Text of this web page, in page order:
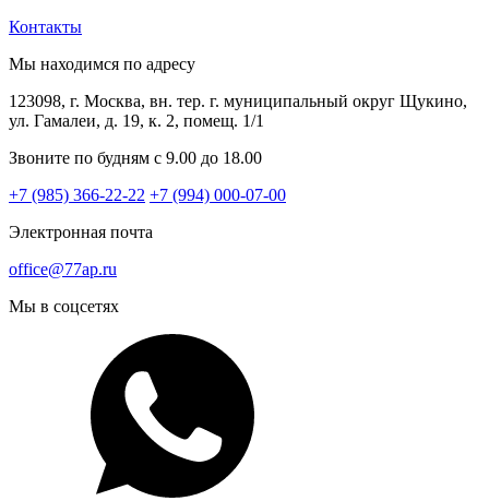
Контакты
Мы находимся по адресу
123098, г. Москва, вн. тер. г. муниципальный округ Щукино,
ул. Гамалеи, д. 19, к. 2, помещ. 1/1
Звоните по будням с 9.00 до 18.00
+7 (985) 366-22-22 +7 (994) 000-07-00
Электронная почта
office@77ap.ru
Мы в соцсетях